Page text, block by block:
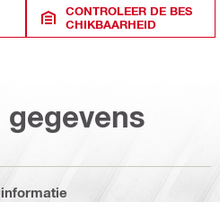
CONTROLEER DE BES
CHIKBAARHEID
gegevens